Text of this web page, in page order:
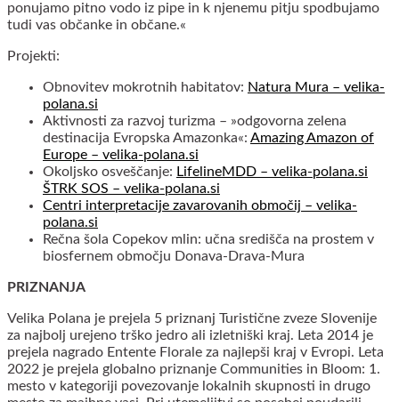
ponujamo pitno vodo iz pipe in k njenemu pitju spodbujamo
tudi vas občanke in občane.«
Projekti:
Obnovitev mokrotnih habitatov: Natura Mura – velika-
polana.si
Aktivnosti za razvoj turizma – »odgovorna zelena
destinacija Evropska Amazonka«: Amazing Amazon of
Europe – velika-polana.si
Okoljsko osveščanje: LifelineMDD – velika-polana.si
ŠTRK SOS – velika-polana.si
Centri interpretacije zavarovanih območij – velika-
polana.si
Rečna šola Copekov mlin: učna središča na prostem v
biosfernem območju Donava-Drava-Mura
PRIZNANJA
Velika Polana je prejela 5 priznanj Turistične zveze Slovenije
za najbolj urejeno trško jedro ali izletniški kraj. Leta 2014 je
prejela nagrado Entente Florale za najlepši kraj v Evropi. Leta
2022 je prejela globalno priznanje Communities in Bloom: 1.
mesto v kategoriji povezovanje lokalnih skupnosti in drugo